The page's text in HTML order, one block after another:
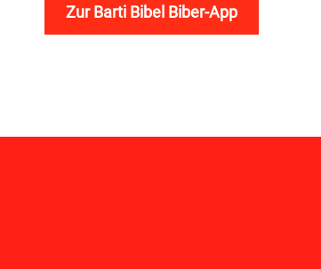
Zur Barti Bibel Biber-App